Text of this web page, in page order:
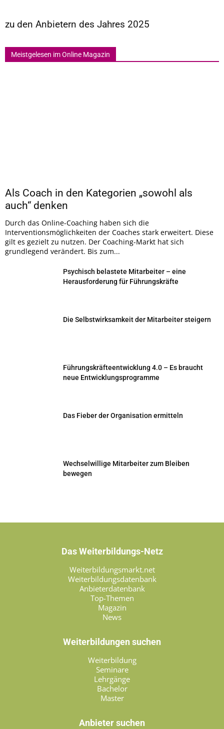
zu den Anbietern des Jahres 2025
Meistgelesen im Online Magazin
Als Coach in den Kategorien „sowohl als
auch“ denken
Durch das Online-Coaching haben sich die
Interventionsmöglichkeiten der Coaches stark erweitert. Diese
gilt es gezielt zu nutzen. Der Coaching-Markt hat sich
grundlegend verändert. Bis zum...
Psychisch belastete Mitarbeiter – eine
Herausforderung für Führungskräfte
Die Selbstwirksamkeit der Mitarbeiter steigern
Führungskräfteentwicklung 4.0 – Es braucht
neue Entwicklungsprogramme
Das Fieber der Organisation ermitteln
Wechselwillige Mitarbeiter zum Bleiben
bewegen
Das Weiterbildungs-Netz
Weiterbildungsmarkt.net
Weiterbildungsdatenbank
Anbieterdatenbank
Top-Themen
Magazin
News
Weiterbildungen suchen
Weiterbildung
Seminare
Lehrgänge
Bachelor
Master
Anbieter suchen